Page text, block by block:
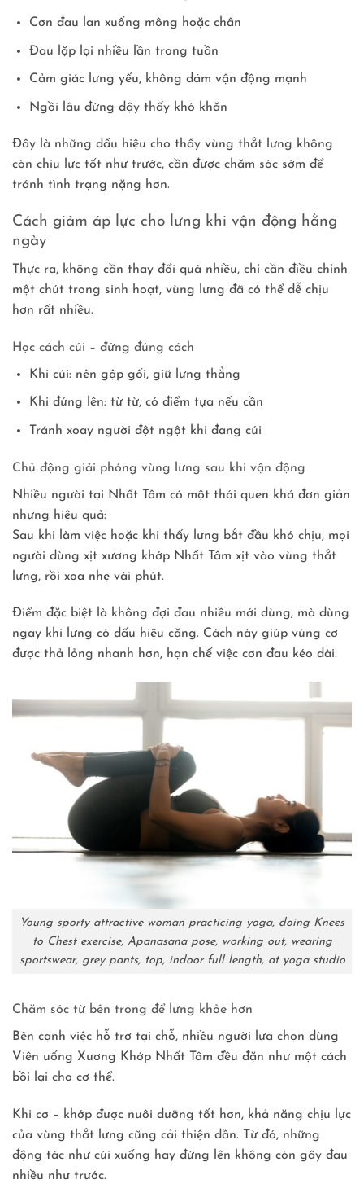
Cơn đau lan xuống mông hoặc chân
Đau lặp lại nhiều lần trong tuần
Cảm giác lưng yếu, không dám vận động mạnh
Ngồi lâu đứng dậy thấy khó khăn
Đây là những dấu hiệu cho thấy vùng thắt lưng không
còn chịu lực tốt như trước, cần được chăm sóc sớm để
tránh tình trạng nặng hơn.
Cách giảm áp lực cho lưng khi vận động hằng
ngày
Thực ra, không cần thay đổi quá nhiều, chỉ cần điều chỉnh
một chút trong sinh hoạt, vùng lưng đã có thể dễ chịu
hơn rất nhiều.
Học cách cúi – đứng đúng cách
Khi cúi: nên gập gối, giữ lưng thẳng
Khi đứng lên: từ từ, có điểm tựa nếu cần
Tránh xoay người đột ngột khi đang cúi
Chủ động giải phóng vùng lưng sau khi vận động
Nhiều người tại Nhất Tâm có một thói quen khá đơn giản
nhưng hiệu quả:
Sau khi làm việc hoặc khi thấy lưng bắt đầu khó chịu, mọi
người dùng xịt xương khớp Nhất Tâm xịt vào vùng thắt
lưng, rồi xoa nhẹ vài phút.
Điểm đặc biệt là không đợi đau nhiều mới dùng, mà dùng
ngay khi lưng có dấu hiệu căng. Cách này giúp vùng cơ
được thả lỏng nhanh hơn, hạn chế việc cơn đau kéo dài.
Young sporty attractive woman practicing yoga, doing Knees
to Chest exercise, Apanasana pose, working out, wearing
sportswear, grey pants, top, indoor full length, at yoga studio
Chăm sóc từ bên trong để lưng khỏe hơn
Bên cạnh việc hỗ trợ tại chỗ, nhiều người lựa chọn dùng
Viên uống Xương Khớp Nhất Tâm đều đặn như một cách
bồi lại cho cơ thể.
Khi cơ – khớp được nuôi dưỡng tốt hơn, khả năng chịu lực
của vùng thắt lưng cũng cải thiện dần. Từ đó, những
động tác như cúi xuống hay đứng lên không còn gây đau
nhiều như trước.